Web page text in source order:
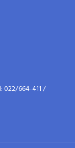
022/664-411 /